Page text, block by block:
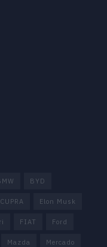
BYD
CUPRA Elon Musk
FIAT Ford
Mazda Mercado